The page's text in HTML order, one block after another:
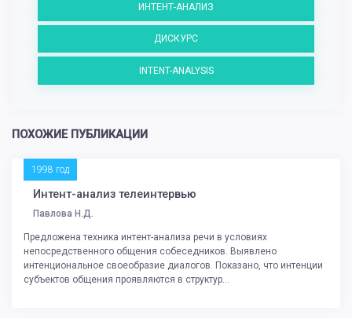
ИНТЕНТ-АНАЛИЗ
ДИСКУРС
INTENT-ANALYSIS
ПОХОЖИЕ ПУБЛИКАЦИИ
1998 год
Интент-анализ телеинтервью
Павлова Н.Д.
Предложена техника интент-анализа речи в условиях
непосредственного общения собеседников. Выявлено
интенциональное своеобразие диалогов. Показано, что интенции
субъектов общения проявляются в структур...